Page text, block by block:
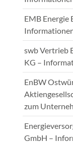
EMB Energie
swb Vertrieb
KG –
EnBW
zum
GmbH –